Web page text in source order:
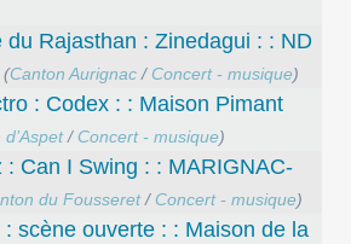
du Rajasthan : Zinedagui : : ND
(Canton Aurignac/ Concert - musique)
: Codex : : Maison Pimant
/ Concert - musique)
: Can I Swing : : MARIGNAC-
du Fousseret/ Concert - musique)
scène ouverte : : Maison de la